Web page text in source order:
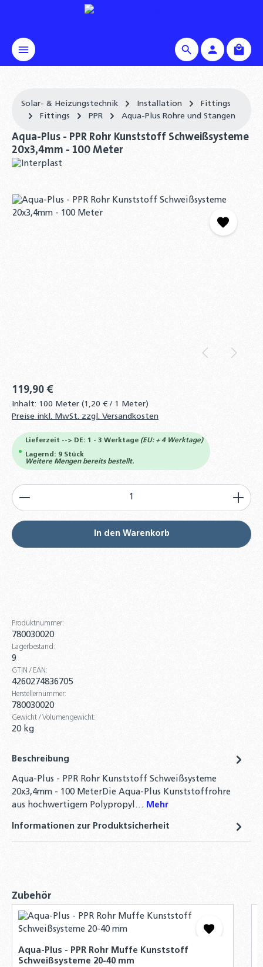
Solar- & Heizungstechnik Installation
Fittings
Fittings
PPR Aqua-Plus Rohre und Stangen
Aqua-Plus - PPR Rohr Kunststoff Schweißsysteme
20x3,4mm - 100 Meter
Bildergalerie überspringen
119,90 €
Inhalt: 100 Meter (1,20 € / 1 Meter)
Preise inkl. MwSt. zzgl. Versandkosten
Lieferzeit --> DE: 1 - 3 Werktage (EU: + 4 Werktage)
Lagernd: 9 Stück
Weitere Mengen bereits bestellt.
Produkt Anzahl: Gib den gewünschten Wert ein
In den Warenkorb
Produktnummer:
780030020
Lagerbestand:
9
GTIN / EAN:
4260274836705
Herstellernummer:
780030020
Gewicht / Volumengewicht:
20 kg
Beschreibung
Aqua-Plus - PPR Rohr Kunststoff Schweißsysteme
20x3,4mm - 100 MeterDie Aqua-Plus Kunststoffrohre
aus hochwertigem Polypropyl… Mehr
Informationen zur Produktsicherheit
Produktgalerie überspringen
Zubehör
Aqua-Plus - PPR Rohr Muffe Kunststoff
Schweißsysteme 20-40 mm